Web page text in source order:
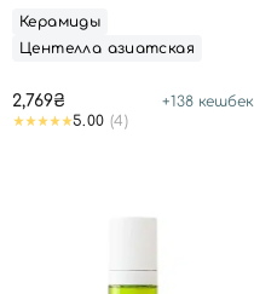
Керамиды
Центелла азиатская
2,769₴ +138 кешбек
5.00 (4)